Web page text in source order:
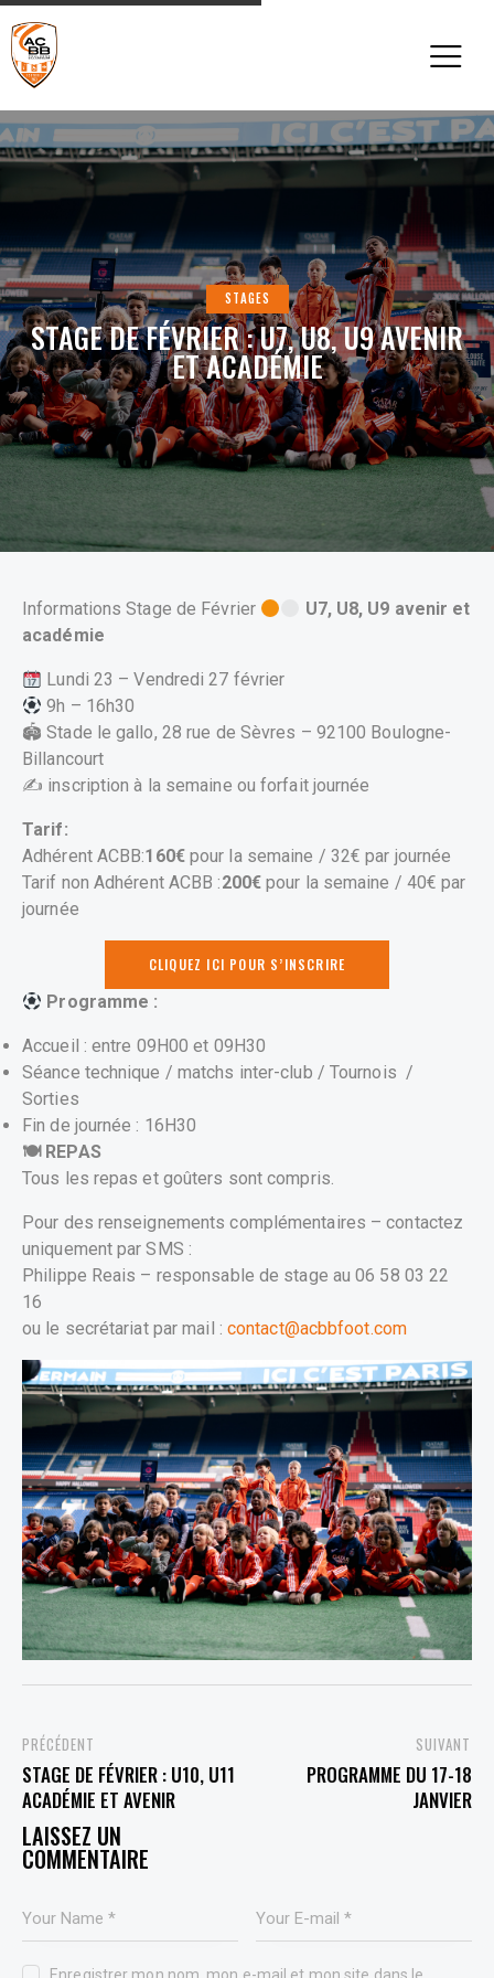
STAGES
STAGE DE FÉVRIER : U7, U8, U9 AVENIR
ET ACADÉMIE
Informations Stage de Février
U7, U8, U9 avenir et
académie
Lundi 23 – Vendredi 27 février
9h – 16h30
🏟 Stade le gallo, 28 rue de Sèvres – 92100 Boulogne-
Billancourt
✍️ inscription à la semaine ou forfait journée
Tarif:
Adhérent ACBB:160€pour la semaine / 32€ par journée
Tarif non Adhérent ACBB :200€pour la semaine / 40€ par
journée
CLIQUEZ ICI POUR S’INSCRIRE
Programme :
Accueil : entre 09H00 et 09H30
Séance technique / matchs inter-club / Tournois /
Sorties
Fin de journée : 16H30
🍽 REPAS
Tous les repas et goûters sont compris.
Pour des renseignements complémentaires – contactez
uniquement par SMS :
Philippe Reais – responsable de stage au 06 58 03 22
16
ou le secrétariat par mail : contact@acbbfoot.com
PREVIOUS
STAGE DE FÉVRIER : U10, U11
ACADÉMIE ET AVENIR
NEXT
PROGRAMME DU 17-18
JANVIER
LEAVE A COMMENT